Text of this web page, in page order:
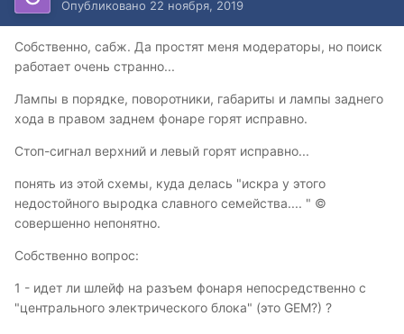
Опубликовано 22 ноября, 2019
Собственно, сабж. Да простят меня модераторы, но поиск
работает очень странно...
Лампы в порядке, поворотники, габариты и лампы заднего
хода в правом заднем фонаре горят исправно.
Стоп-сигнал верхний и левый горят исправно...
понять из этой схемы, куда делась "искра у этого
недостойного выродка славного семейства.... " ©
совершенно непонятно.
Собственно вопрос:
1 - идет ли шлейф на разъем фонаря непосредственно с
"центрального электрического блока" (это GEM?) ?